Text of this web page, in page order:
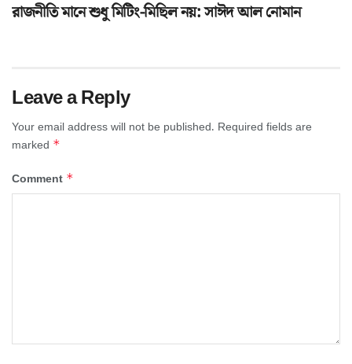
রাজনীতি মানে শুধু মিটিং-মিছিল নয়: সাঈদ আল নোমান
Leave a Reply
Your email address will not be published. Required fields are
marked *
Comment *